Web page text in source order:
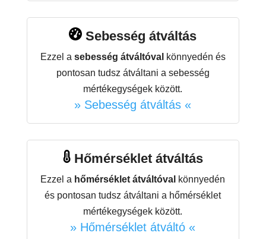
Sebesség átváltás
Ezzel a sebesség átváltóval könnyedén és
pontosan tudsz átváltani a sebesség
mértékegységek között.
» Sebesség átváltás «
Hőmérséklet átváltás
Ezzel a hőmérséklet átváltóval könnyedén
és pontosan tudsz átváltani a hőmérséklet
mértékegységek között.
» Hőmérséklet átváltó «